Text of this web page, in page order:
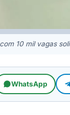
10 mil vagas
WhatsApp